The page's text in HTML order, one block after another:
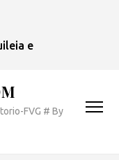
e a Bertiolo lo
FVG # By